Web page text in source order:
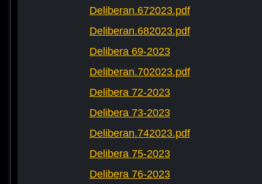
Deliberan.672023.pdf
Deliberan.682023.pdf
Delibera 69-2023
Deliberan.702023.pdf
Delibera 72-2023
Delibera 73-2023
Deliberan.742023.pdf
Delibera 75-2023
Delibera 76-2023